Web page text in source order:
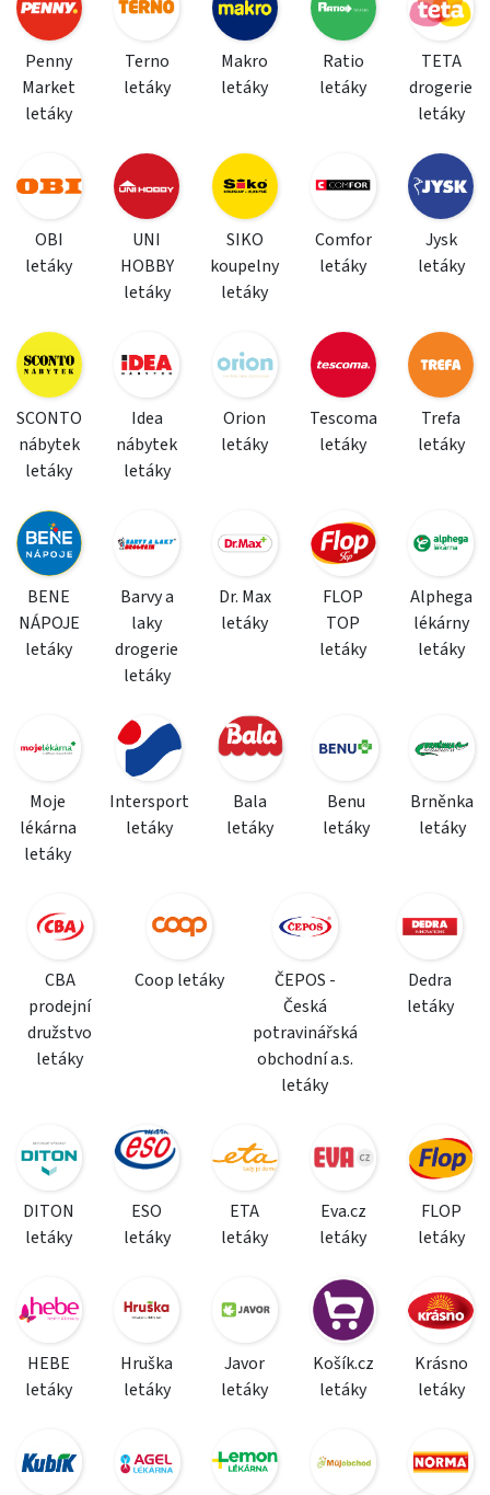
Penny
Market
letáky
Terno
letáky
Makro
letáky
Ratio
letáky
TETA
drogerie
letáky
OBI
letáky
UNI
HOBBY
letáky
SIKO
koupelny
letáky
Comfor
letáky
Jysk
letáky
SCONTO
nábytek
letáky
Idea
nábytek
letáky
Orion
letáky
Tescoma
letáky
Trefa
letáky
BENE
NÁPOJE
letáky
Barvy a
laky
drogerie
letáky
Dr. Max
letáky
FLOP
TOP
letáky
Alphega
lékárny
letáky
Moje
lékárna
letáky
Intersport
letáky
Bala
letáky
Benu
letáky
Brněnka
letáky
CBA
prodejní
družstvo
letáky
Coop letáky
ČEPOS -
Česká
potravinářská
obchodní a.s.
letáky
Dedra
letáky
DITON
letáky
ESO
letáky
ETA
letáky
Eva.cz
letáky
FLOP
letáky
HEBE
letáky
Hruška
letáky
Javor
letáky
Košík.cz
letáky
Krásno
letáky